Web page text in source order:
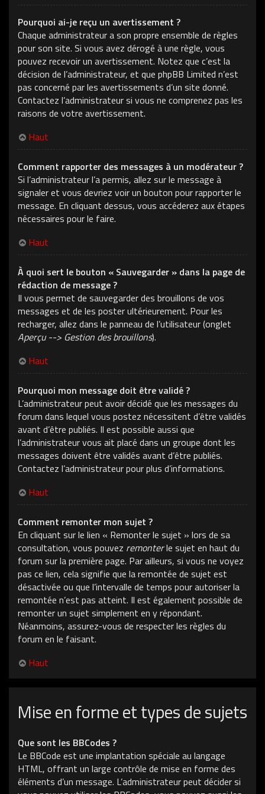
Pourquoi ai-je reçu un avertissement ?
Chaque administrateur a son propre ensemble de règles
pour son site. Si vous avez dérogé à une règle, vous
pouvez recevoir un avertissement. Notez que c’est la
décision de l’administrateur, et que phpBB Limited n’est
pas concerné par les avertissements d’un site donné.
Contactez l’administrateur si vous ne comprenez pas les
raisons de votre avertissement.
Haut
Comment rapporter des messages à un modérateur ?
Si l’administrateur l’a permis, allez sur le message à
signaler et vous devriez voir un bouton pour rapporter le
message. En cliquant dessus, vous accéderez aux étapes
nécessaires pour le faire.
Haut
À quoi sert le bouton « Sauvegarder » dans la page de
rédaction de message ?
Il vous permet de sauvegarder des brouillons de vos
messages et de les poster ultérieurement. Pour les
recharger, allez dans le panneau de l’utilisateur (onglet
Aperçu --> Gestion des brouillons).
Haut
Pourquoi mon message doit être validé ?
L’administrateur peut avoir décidé que les messages du
forum dans lequel vous postez nécessitent d’être validés
avant d’être publiés. Il est possible aussi que
l’administrateur vous ait placé dans un groupe dont les
messages doivent être validés avant d’être publiés.
Contactez l’administrateur pour plus d’informations.
Haut
Comment remonter mon sujet ?
En cliquant sur le lien « Remonter le sujet » lors de sa
consultation, vous pouvez remonterle sujet en haut du
forum sur la première page. Par ailleurs, si vous ne voyez
pas ce lien, cela signifie que la remontée de sujet est
désactivée ou que l’intervalle de temps pour autoriser la
remontée n’est pas atteint. Il est également possible de
remonter un sujet simplement en y répondant.
Néanmoins, assurez-vous de respecter les règles du
forum en le faisant.
Haut
Mise en forme et types de sujets
Que sont les BBCodes ?
Le BBCode est une implantation spéciale au langage
HTML, offrant un large contrôle de mise en forme des
éléments d’un message. L’administrateur peut décider si